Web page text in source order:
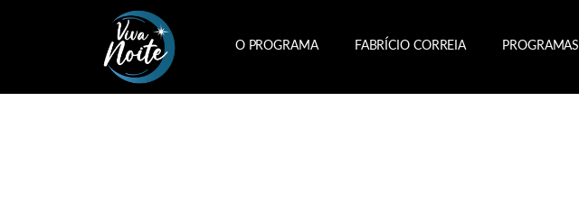
O PROGRAMA FABRÍCIO CORREIA PROGRAMAS